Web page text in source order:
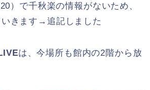
）で千秋楽の情報がないため、
きます→追記しました
は、今場所も館内の2階から放